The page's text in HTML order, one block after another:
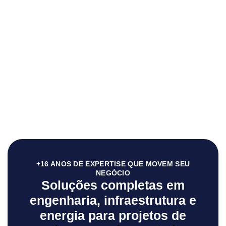
+16 ANOS DE EXPERTISE QUE MOVEM SEU
NEGÓCIO
Soluções completas em
engenharia, infraestrutura e
energia para projetos de